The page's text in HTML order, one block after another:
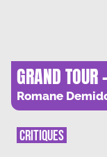
GRAND
MOI JE TE
Romane
CRITIQUES